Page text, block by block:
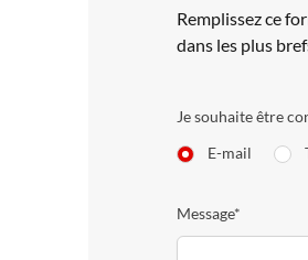
Remplissez ce
dans les plus
Je souhaite être
E-mail
Message*